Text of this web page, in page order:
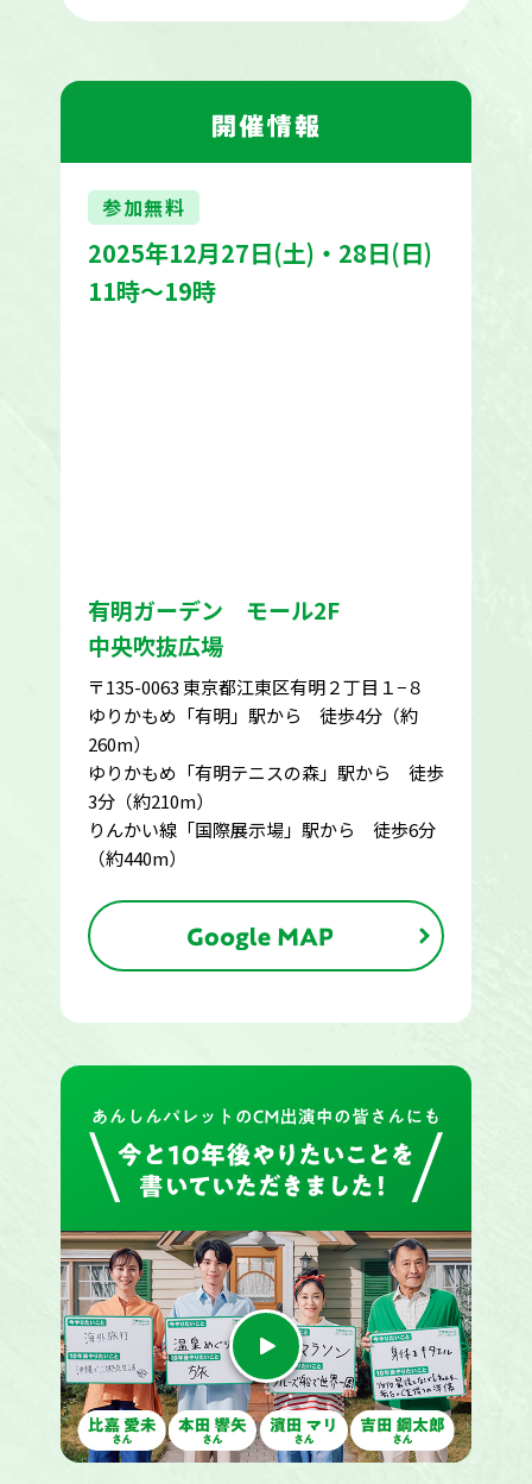
参加無料
2025年12月27日(土)・28日(日)
11時～19時
有明ガーデン モール2F
中央吹抜広場
〒135-0063 東京都江東区有明２丁目１−８
ゆりかもめ「有明」駅から 徒歩4分（約
260m）
ゆりかもめ「有明テニスの森」駅から 徒歩
3分（約210m）
りんかい線「国際展示場」駅から 徒歩6分
（約440m）